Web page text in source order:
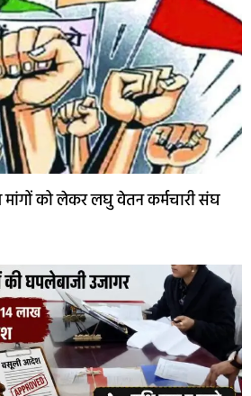
मांगों को लेकर लघु वेतन कर्मचारी संघ